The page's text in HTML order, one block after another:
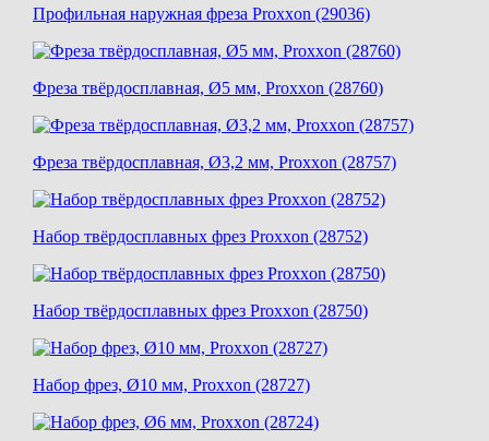
Профильная наружная фреза Proxxon (29036)
Фреза твёрдосплавная, Ø5 мм, Proxxon (28760)
Фреза твёрдосплавная, Ø3,2 мм, Proxxon (28757)
Набор твёрдосплавных фрез Proxxon (28752)
Набор твёрдосплавных фрез Proxxon (28750)
Набор фрез, Ø10 мм, Proxxon (28727)